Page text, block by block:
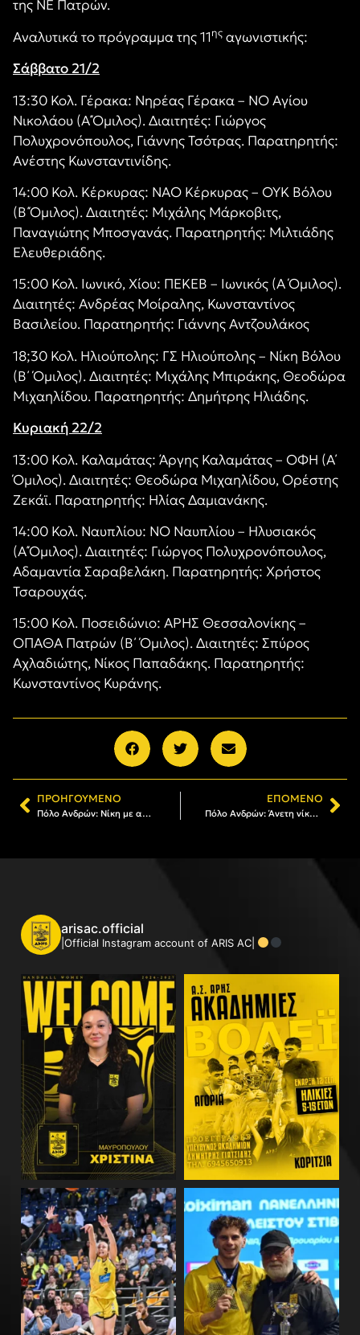
της ΝΕ Πατρών.
Αναλυτικά το πρόγραμμα της 11ης αγωνιστικής:
Σάββατο 21/2
13:30 Κολ. Γέρακα: Νηρέας Γέρακα – ΝΟ Αγίου
Νικολάου (Α΄Όμιλος). Διαιτητές: Γιώργος
Πολυχρονόπουλος, Γιάννης Τσότρας. Παρατηρητής:
Ανέστης Κωνσταντινίδης.
14:00 Κολ. Κέρκυρας: ΝΑΟ Κέρκυρας – ΟΥΚ Βόλου
(Β΄Όμιλος). Διαιτητές: Μιχάλης Μάρκοβιτς,
Παναγιώτης Μποσγανάς. Παρατηρητής: Μιλτιάδης
Ελευθεριάδης.
15:00 Κολ. Ιωνικό, Χίου: ΠΕΚΕΒ – Ιωνικός (Α Όμιλος).
Διαιτητές: Ανδρέας Μοίραλης, Κωνσταντίνος
Βασιλείου. Παρατηρητής: Γιάννης Αντζουλάκος
18;30 Κολ. Ηλιούπολης: ΓΣ Ηλιούπολης – Νίκη Βόλου
(Β΄ Όμιλος). Διαιτητές: Μιχάλης Μπιράκης, Θεοδώρα
Μιχαηλίδου. Παρατηρητής: Δημήτρης Ηλιάδης.
Κυριακή 22/2
13:00 Κολ. Καλαμάτας: Άργης Καλαμάτας – ΟΦΗ (Α΄
Όμιλος). Διαιτητές: Θεοδώρα Μιχαηλίδου, Ορέστης
Ζεκάϊ. Παρατηρητής: Ηλίας Δαμιανάκης.
14:00 Κολ. Ναυπλίου: ΝΟ Ναυπλίου – Ηλυσιακός
(Α΄Όμιλος). Διαιτητές: Γιώργος Πολυχρονόπουλος,
Αδαμαντία Σαραβελάκη. Παρατηρητής: Χρήστος
Τσαρουχάς.
15:00 Κολ. Ποσειδώνιο: ΑΡΗΣ Θεσσαλονίκης –
ΟΠΑΘΑ Πατρών (Β΄ Όμιλος). Διαιτητές: Σπύρος
Αχλαδιώτης, Νίκος Παπαδάκης. Παρατηρητής:
Κωνσταντίνος Κυράνης.
ΠΡΟΗΓΟΎΜΕΝΟ
Πόλο Ανδρών: Νίκη με ανατροπή στην Πάτρα (14-16)
ΕΠΌΜΕΝΟ
Πόλο Ανδρών: Άνετη νίκη επί του ΟΠΑΘΑ Πατρών (18-7)
arisac.official
|Official Instagram account of ARIS AC|